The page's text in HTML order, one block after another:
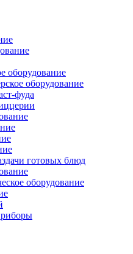
оборудование
оборудование
фуда
готовых блюд
оборудование